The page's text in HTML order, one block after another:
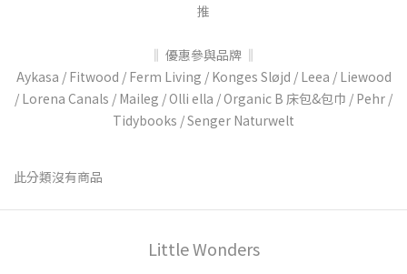
推
‖ 優惠參與品牌 ‖
Aykasa / Fitwood / Ferm Living / Konges Sløjd / Leea / Liewood
/ Lorena Canals / Maileg / Olli ella / Organic B 床包&包巾 / Pehr /
Tidybooks / Senger Naturwelt
此分類沒有商品
Little Wonders